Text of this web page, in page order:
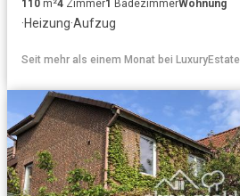
110 m²4 Zimmer1 BadezimmerWohnung
·Heizung·Aufzug
Seit mehr als einem Monat bei LuxuryEstate